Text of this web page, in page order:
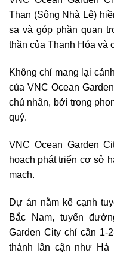
Than (Sông Nhà Lê)
sa và góp phần quan
thần của Thanh Hóa và
Không chỉ mang lại
của VNC Ocean
chủ nhân, bởi trong
quý.
VNC Ocean Garden
hoạch phát triển cơ sở
mạch.
Dự án nằm kế cạnh
Bắc Nam, tuyến
Garden City chỉ cần 1-
thành lân cận như Hà